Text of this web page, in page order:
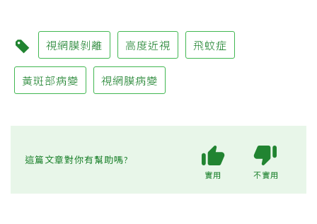
視網膜剝離 高度近視 飛蚊症
黃斑部病變 視網膜病變
這篇文章對你有幫助嗎?
實用 不實用